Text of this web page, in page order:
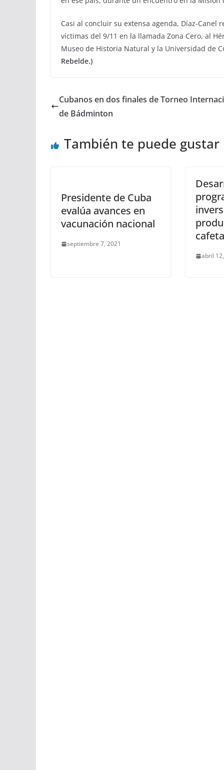
Casi al concluir su extensa agenda, Díaz-
víctimas del 9/11 en la llamada Zona Cero, al
Museo de Historia Natural y la Universidad de
Rebelde.)
Cubanos en dos finales de Torneo
de Bádminton
También te puede gustar
Presidente de Cuba
evalúa avances en
vacunación nacional
septiembre 7, 2021
abril